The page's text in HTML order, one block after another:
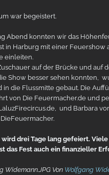
war begeistert.
Abend konnten wir das
in Harburg mit einer Feuershow
einleiten.
auf der Brücke und auf
Show besser sehen konnten,
in die Flussmitte gebaut. Die
von Die Feuermacher.de und
und Barbara
wird drei Tage lang gefeiert.
das Fest auch ein finanzieller
Von Wolfgang